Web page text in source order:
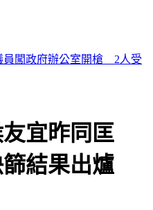
走 海巡急救援
宜昨同匡
結果出爐